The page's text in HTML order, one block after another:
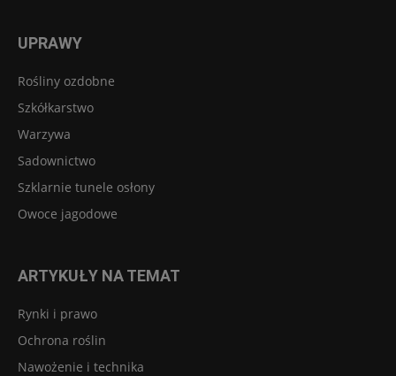
UPRAWY
Rośliny ozdobne
Szkółkarstwo
Warzywa
Sadownictwo
Szklarnie tunele osłony
Owoce jagodowe
ARTYKUŁY NA TEMAT
Rynki i prawo
Ochrona roślin
Nawożenie i technika